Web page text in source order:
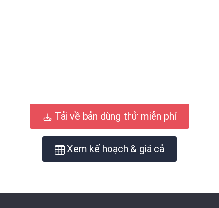
Tải về bản dùng thử miễn phí
Xem kế hoạch & giá cả